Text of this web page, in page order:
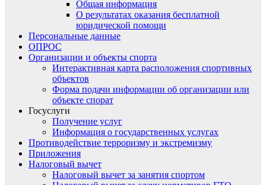
Общая информация
О результатах оказания бесплатной
юридической помощи
Персональные данные
ОПРОС
Организации и объекты спорта
Интерактивная карта расположения спортивных
объектов
Форма подачи информации об организации или
объекте спорат
Госуслуги
Получение услуг
Информация о государственных услугах
Противодействие терроризму и экстремизму
Приложения
Налоговый вычет
Налоговый вычет за занятия спортом